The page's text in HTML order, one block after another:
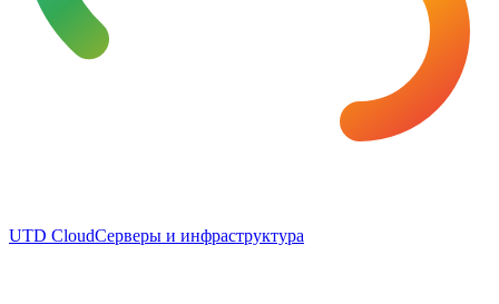
UTD CloudСерверы и инфраструктура